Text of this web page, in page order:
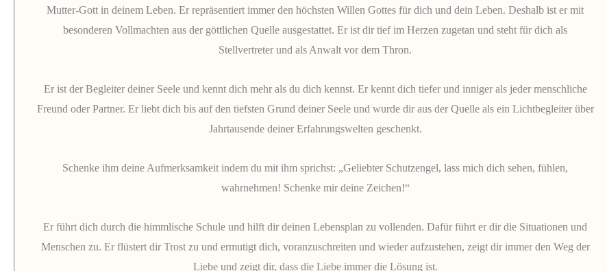
Mutter-Gott in deinem Leben. Er repräsentiert immer den höchsten Willen Gottes für dich und dein Leben. Deshalb ist er mit
besonderen Vollmachten aus der göttlichen Quelle ausgestattet. Er ist dir tief im Herzen zugetan und steht für dich als
Stellvertreter und als Anwalt vor dem Thron.
Er ist der Begleiter deiner Seele und kennt dich mehr als du dich kennst. Er kennt dich tiefer und inniger als jeder menschliche
Freund oder Partner. Er liebt dich bis auf den tiefsten Grund deiner Seele und wurde dir aus der Quelle als ein Lichtbegleiter über
Jahrtausende deiner Erfahrungswelten geschenkt.
Schenke ihm deine Aufmerksamkeit indem du mit ihm sprichst: „Geliebter Schutzengel, lass mich dich sehen, fühlen,
wahrnehmen! Schenke mir deine Zeichen!“
Er führt dich durch die himmlische Schule und hilft dir deinen Lebensplan zu vollenden. Dafür führt er dir die Situationen und
Menschen zu. Er flüstert dir Trost zu und ermutigt dich, voranzuschreiten und wieder aufzustehen, zeigt dir immer den Weg der
Liebe und zeigt dir, dass die Liebe immer die Lösung ist.